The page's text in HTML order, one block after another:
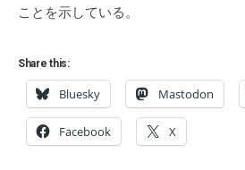
ことを示している。
Share this:
Bluesky Mastodon
Facebook X